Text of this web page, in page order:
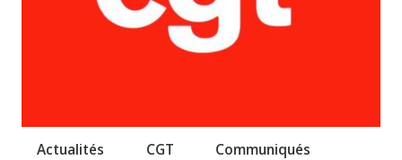
Actualités CGT Communiqués